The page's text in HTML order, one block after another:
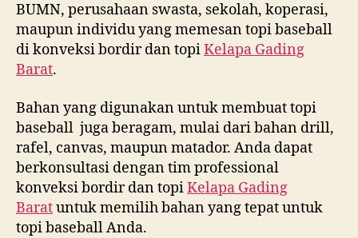
BUMN, perusahaan swasta, sekolah, koperasi,
maupun individu yang memesan topi baseball
di konveksi bordir dan topiKelapa Gading
Barat.
Bahan yang digunakan untuk membuat topi
baseball juga beragam, mulai dari bahan drill,
rafel, canvas, maupun matador. Anda dapat
berkonsultasi dengan tim professional
konveksi bordir dan topiKelapa Gading
Baratuntuk memilih bahan yang tepat untuk
topi baseball Anda.